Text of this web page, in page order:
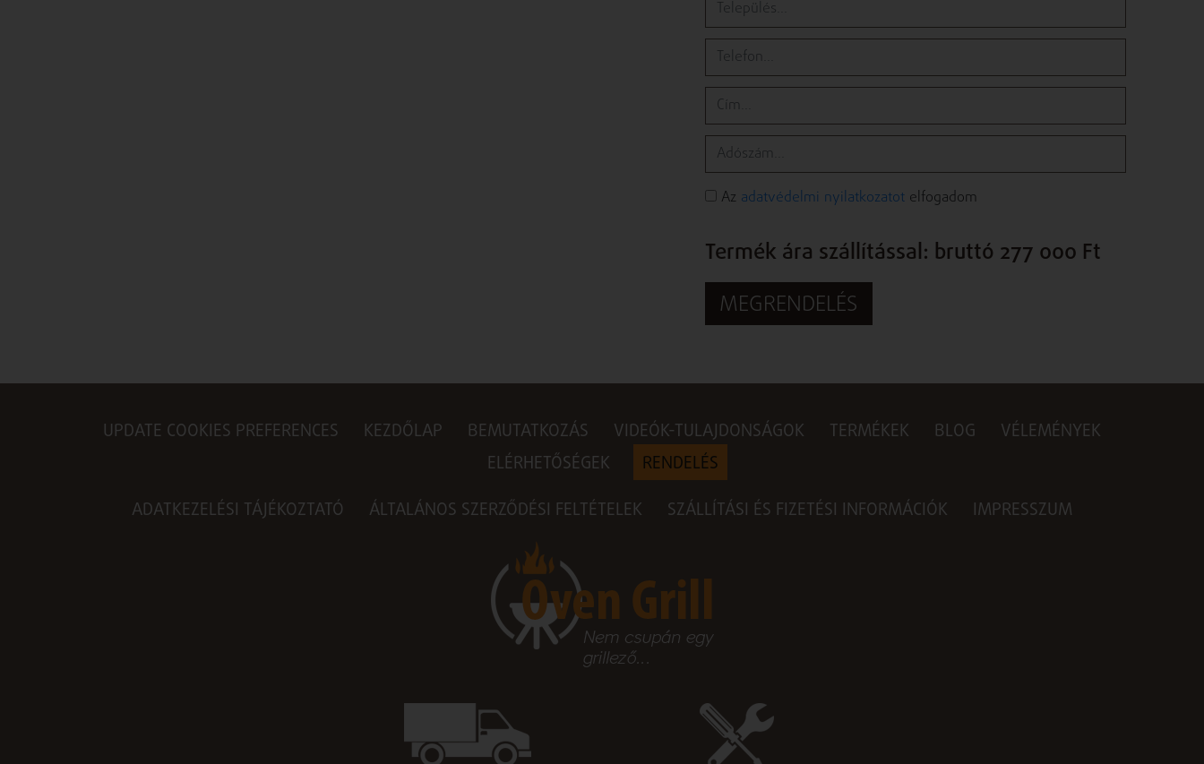
Az adatvédelmi nyilatkozatot elfogadom
Termék ára szállítással: bruttó 277 000 Ft
MEGRENDELÉS
UPDATE COOKIES PREFERENCES KEZDŐLAP BEMUTATKOZÁS VIDEÓK-TULAJDONSÁGOK TERMÉKEK BLOG
VÉLEMÉNYEK
ELÉRHETŐSÉGEK
RENDELÉS
ADATKEZELÉSI TÁJÉKOZTATÓ
ÁLTALÁNOS SZERZŐDÉSI FELTÉTELEK SZÁLLÍTÁSI ÉS FIZETÉSI INFORMÁCIÓK IMPRESSZUM